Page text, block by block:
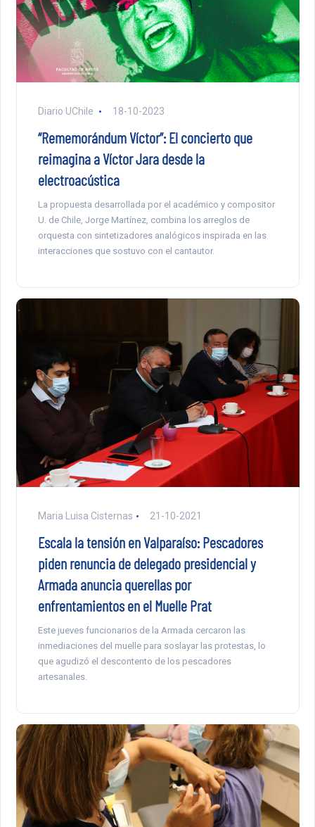
Diario UChile 18-10-2023
“Rememorándum Víctor”: El concierto que
reimagina a Víctor Jara desde la
electroacústica
La propuesta desarrollada por el académico y compositor
U. de Chile, Jorge Martínez, combina los arreglos de
orquesta con sintetizadores analógicos inspirada en las
interacciones que sostuvo con el cantautor.
Maria Luisa Cisternas 21-10-2021
Escala la tensión en Valparaíso: Pescadores
piden renuncia de delegado presidencial y
Armada anuncia querellas por
enfrentamientos en el Muelle Prat
Este jueves funcionarios de la Armada cercaron las
inmediaciones del muelle para soslayar las protestas, lo
que agudizó el descontento de los pescadores
artesanales.